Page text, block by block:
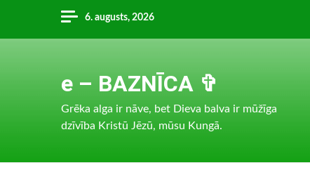
content
6. augusts, 2026
e – BAZNĪCA ✞
Grēka alga ir nāve, bet Dieva balva ir mūžīga
dzīvība Kristū Jēzū, mūsu Kungā.